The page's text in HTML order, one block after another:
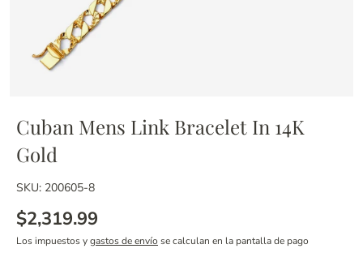
Cuban Mens Link Bracelet In 14K
Gold
SKU: 200605-8
$2,319.99
Los impuestos ygastos de envío se calculan en la pantalla de pago